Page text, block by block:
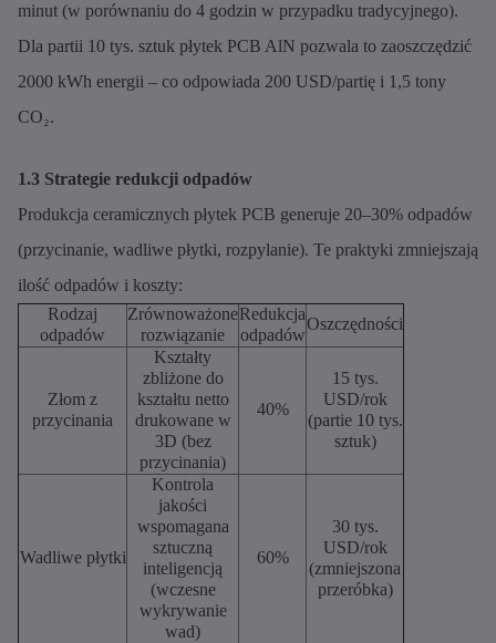
minut (w porównaniu do 4 godzin w przypadku tradycyjnego).
Dla partii 10 tys. sztuk płytek PCB AlN pozwala to zaoszczędzić
2000 kWh energii – co odpowiada 200 USD/partię i 1,5 tony
CO₂.
1.3 Strategie redukcji odpadów
Produkcja ceramicznych płytek PCB generuje 20–30% odpadów
(przycinanie, wadliwe płytki, rozpylanie). Te praktyki zmniejszają
ilość odpadów i koszty:
Rodzaj
odpadów
Zrównoważone
rozwiązanie
Redukcja
odpadów
Oszczędności
Złom z
przycinania
Kształty
zbliżone do
kształtu netto
drukowane w
3D (bez
przycinania)
40%
15 tys.
USD/rok
(partie 10 tys.
sztuk)
Wadliwe płytki
Kontrola
jakości
wspomagana
sztuczną
inteligencją
(wczesne
wykrywanie
wad)
60%
30 tys.
USD/rok
(zmniejszona
przeróbka)